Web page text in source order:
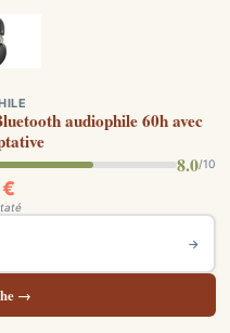
audiophile 60h avec
8.0/10
→
→